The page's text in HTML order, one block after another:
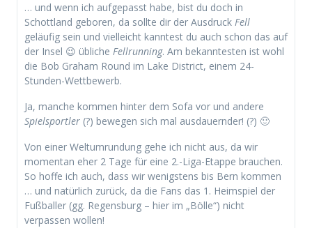
… und wenn ich aufgepasst habe, bist du doch in
Schottland geboren, da sollte dir der Ausdruck Fell
geläufig sein und vielleicht kanntest du auch schon das auf
der Insel 😉 übliche Fellrunning. Am bekanntesten ist wohl
die Bob Graham Round im Lake District, einem 24-
Stunden-Wettbewerb.
Ja, manche kommen hinter dem Sofa vor und andere
Spielsportler (?) bewegen sich mal ausdauernder! (?) 🙂
Von einer Weltumrundung gehe ich nicht aus, da wir
momentan eher 2 Tage für eine 2.-Liga-Etappe brauchen.
So hoffe ich auch, dass wir wenigstens bis Bern kommen
… und natürlich zurück, da die Fans das 1. Heimspiel der
Fußballer (gg. Regensburg – hier im „Bölle“) nicht
verpassen wollen!